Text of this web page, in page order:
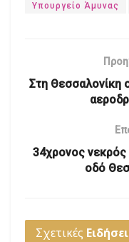
Υπουργείο Άμυνας
Στη Θεσσαλονίκη
34χρονος νεκρός
οδό
Σχετικές